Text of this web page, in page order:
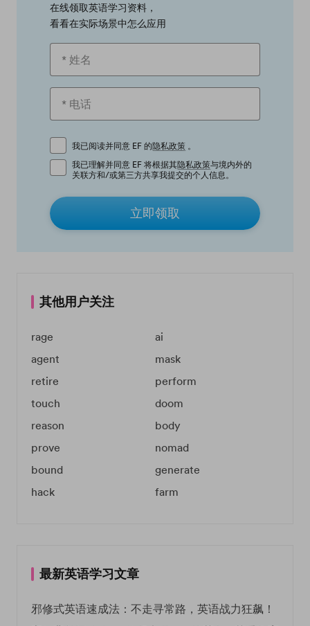
在线领取英语学习资料，
看看在实际场景中怎么应用
我已阅读并同意 EF 的隐私政策 。
我已理解并同意 EF 将根据其隐私政策与境内外的
关联方和/或第三方共享我提交的个人信息。
立即领取
其他用户关注
rage
ai
agent
mask
retire
perform
touch
doom
reason
body
prove
nomad
bound
generate
hack
farm
最新英语学习文章
邪修式英语速成法：不走寻常路，英语战力狂飙！